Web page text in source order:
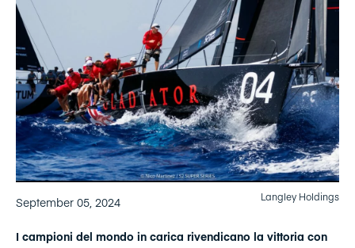
September 05, 2024 Langley Holdings
I campioni del mondo in carica rivendicano la vittoria con